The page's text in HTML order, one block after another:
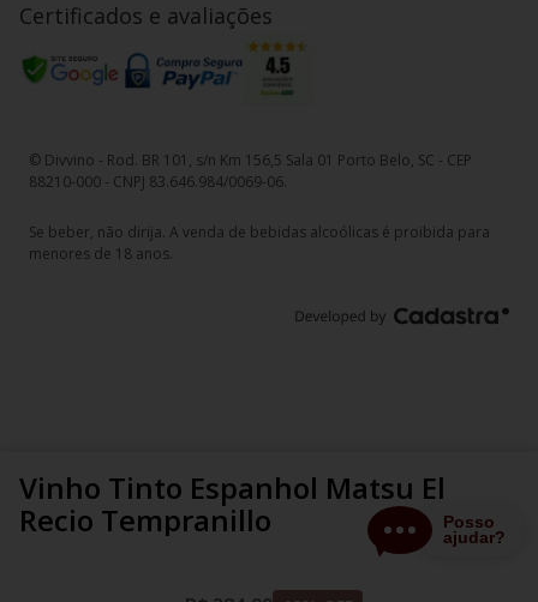
Vinho Tinto Espanhol Matsu El
Recio Tempranillo
Certificados e avaliações
© Divvino - Rod. BR 101, s/n Km 156,5 Sala 01 Porto Belo, SC - CEP
88210-000 - CNPJ 83.646.984/0069-06.
Se beber, não dirija. A venda de bebidas alcoólicas é proibida para
menores de 18 anos.